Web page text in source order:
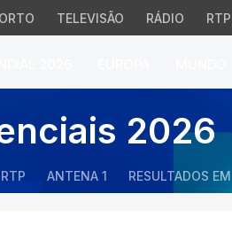
TELEVISÃO RÁDIO
Pinto
2026
ANTENA 1 RESULTADOS